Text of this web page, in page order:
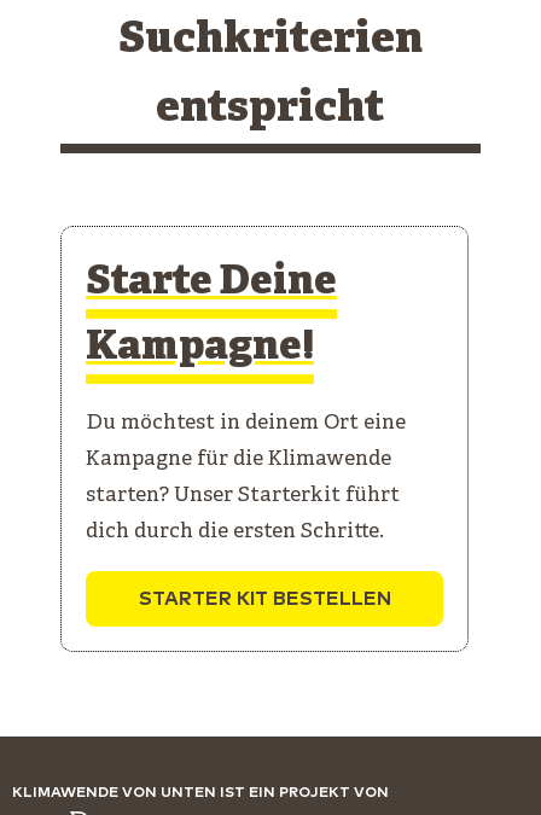
Suchkriterien
entspricht
Starte Deine
Kampagne!
Du möchtest in deinem Ort eine
Kampagne für die Klimawende
starten? Unser Starterkit führt
dich durch die ersten Schritte.
STARTER KIT BESTELLEN
KLIMAWENDE VON UNTEN IST EIN PROJEKT VON